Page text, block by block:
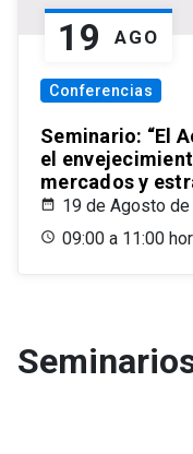
19 AGO
Conferencias
Seminario: “El
el
mercados y
19 de Agosto
09:00 a 11:00